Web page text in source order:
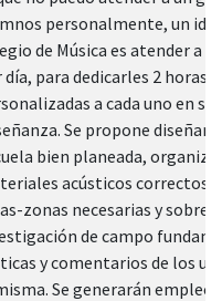
personalmente, un
de Música es atender a
día, para dedicarles 2 horas
a cada uno en su
Se propone diseñar
bien planeada,
acústicos correctos,
zonas necesarias y sobre
de campo
y comentarios de los
Se generarán empleos